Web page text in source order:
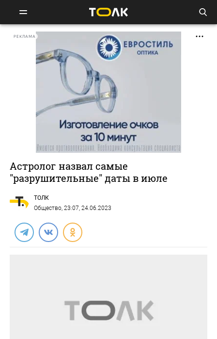
РЕКЛАМА
Астролог назвал самые
"разрушительные" даты в июле
ТОЛК
Общество, 23:07, 24.06.2023